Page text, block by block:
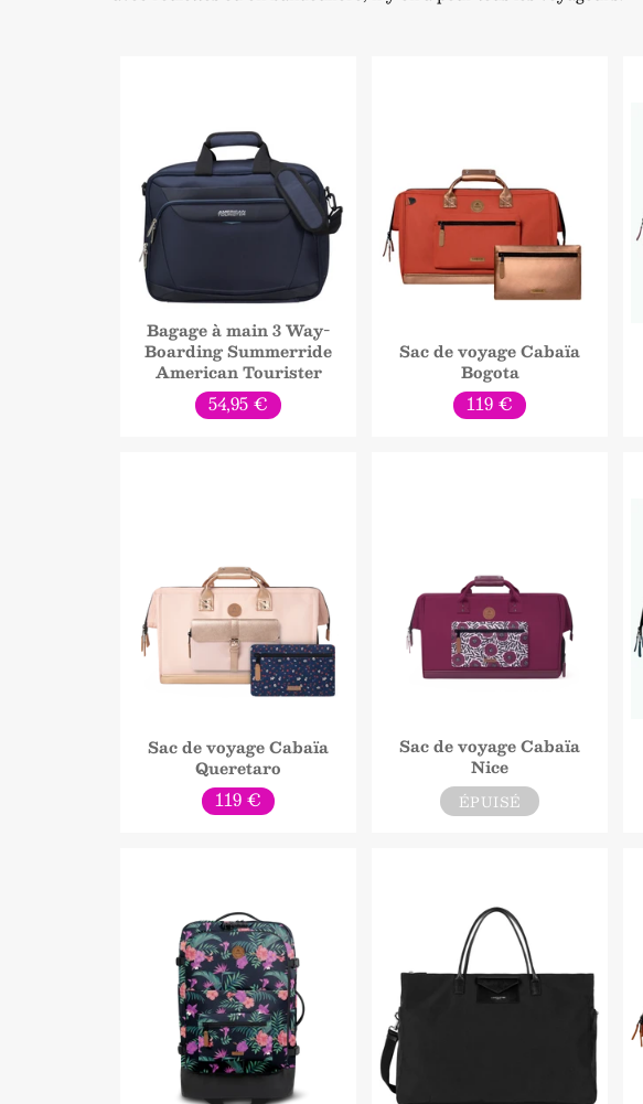
Bagage à main 3 Way-
Boarding Summerride
American Tourister
Prix
normal
54,95 €
Sac de voyage Cabaïa
Bogota
Prix
normal
119 €
Sac de voyage Cabaïa
Queretaro
Prix
normal
119 €
Sac de voyage Cabaïa
Nice
ÉPUISÉ